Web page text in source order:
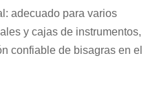
adecuado para varios
y cajas de instrumentos,
confiable de bisagras en el